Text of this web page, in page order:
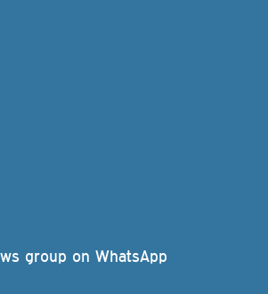
group on WhatsApp